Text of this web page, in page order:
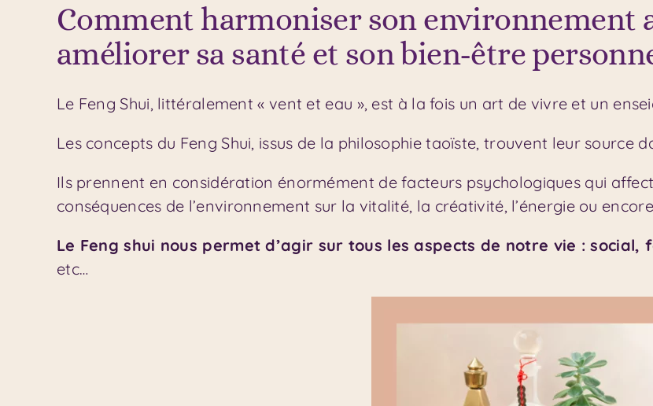
Comment harmoniser son environnement
améliorer sa santé et son bien-être
Le Feng Shui, littéralement « vent et eau », est à la fois un art de vivre et un
Les concepts du Feng Shui, issus de la philosophie taoïste, trouvent leur source
Ils prennent en considération énormément de facteurs psychologiques qui
conséquences de l’environnement sur la vitalité, la créativité, l’énergie ou
Le Feng shui nous permet d’agir sur tous les aspects de notre vie :
etc…